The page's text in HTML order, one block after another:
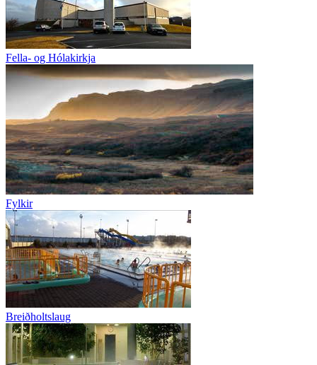
Fella- og Hólakirkja
Fylkir
Breiðholtslaug